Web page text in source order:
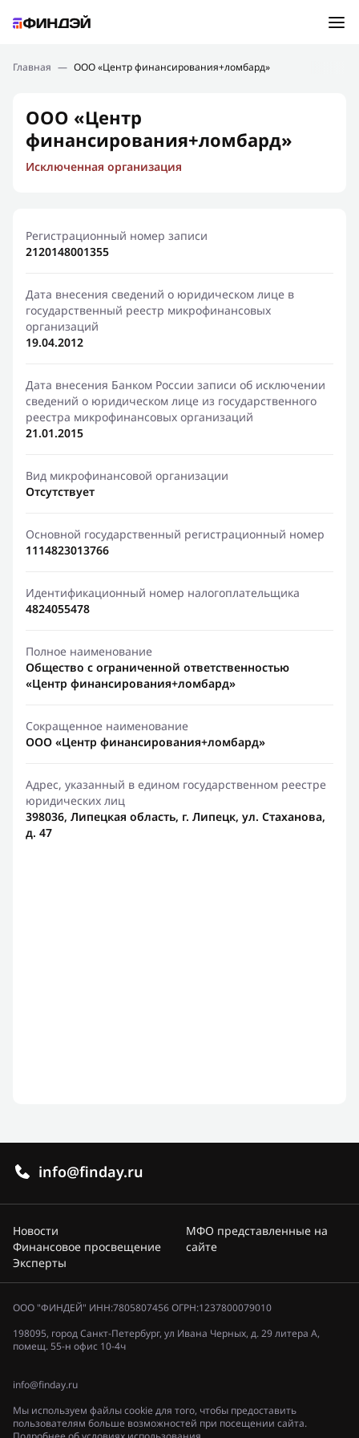
Подбор займа
Новости
Финансовое просвещение
Главная — ООО «Центр финансирования+ломбард»
ООО «Центр
финансирования+ломбард»
Исключенная организация
Регистрационный номер записи
2120148001355
Дата внесения сведений о юридическом лице в
государственный реестр микрофинансовых
организаций
19.04.2012
Дата внесения Банком России записи об исключении
сведений о юридическом лице из государственного
реестра микрофинансовых организаций
21.01.2015
Вид микрофинансовой организации
Отсутствует
Основной государственный регистрационный номер
1114823013766
Идентификационный номер налогоплательщика
4824055478
Полное наименование
Общество с ограниченной ответственностью
«Центр финансирования+ломбард»
Сокращенное наименование
ООО «Центр финансирования+ломбард»
Адрес, указанный в едином государственном реестре
юридических лиц
398036, Липецкая область, г. Липецк, ул. Стаханова,
д. 47
info@finday.ru
Новости
Финансовое просвещение
Эксперты
МФО представленные на
сайте
ООО "ФИНДЕЙ" ИНН:7805807456 ОГРН:1237800079010
198095, город Санкт-Петербург, ул Ивана Черных, д. 29 литера А,
помещ. 55-н офис 10-4ч
info@finday.ru
Мы используем файлы cookie для того, чтобы предоставить
пользователям больше возможностей при посещении сайта.
Ошибка:Контактная форма не найдена.
Спасибо, что написали нам
Мы свяжемся с Вами в ближайшее время и сообщим
результат
Отправить новый запрос